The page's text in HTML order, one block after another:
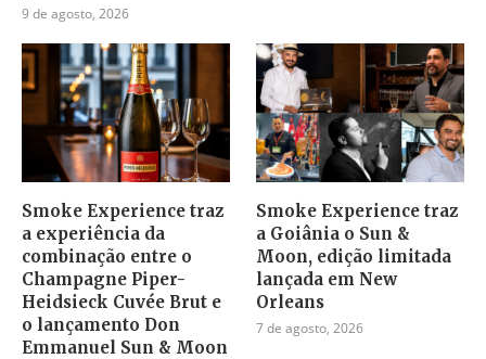
9 de agosto, 2026
Smoke Experience traz
a experiência da
combinação entre o
Champagne Piper-
Heidsieck Cuvée Brut e
o lançamento Don
Emmanuel Sun & Moon
Smoke Experience traz
a Goiânia o Sun &
Moon, edição limitada
lançada em New
Orleans
7 de agosto, 2026